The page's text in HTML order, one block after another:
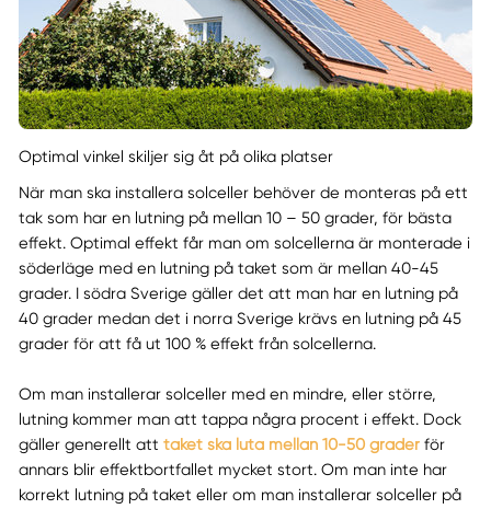
Optimal vinkel skiljer sig åt på olika platser
När man ska installera solceller behöver de monteras på ett
tak som har en lutning på mellan 10 – 50 grader, för bästa
effekt. Optimal effekt får man om solcellerna är monterade i
söderläge med en lutning på taket som är mellan 40-45
grader. I södra Sverige gäller det att man har en lutning på
40 grader medan det i norra Sverige krävs en lutning på 45
grader för att få ut 100 % effekt från solcellerna.
Om man installerar solceller med en mindre, eller större,
lutning kommer man att tappa några procent i effekt. Dock
gäller generellt att taket ska luta mellan 10-50 graderför
annars blir effektbortfallet mycket stort. Om man inte har
korrekt lutning på taket eller om man installerar solceller på